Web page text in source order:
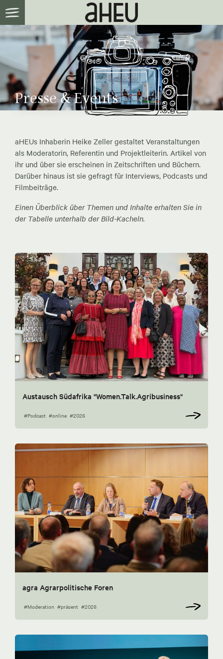
Presse & Events
aHEUs Inhaberin Heike Zeller gestaltet Veranstaltungen
als Moderatorin, Referentin und Projektleiterin. Artikel von
ihr und über sie erscheinen in Zeitschriften und Büchern.
Darüber hinaus ist sie gefragt für Interviews, Podcasts und
Filmbeiträge.
Einen Überblick über Themen und Inhalte erhalten Sie in
der Tabelle unterhalb der Bild-Kacheln.
Austausch Südafrika "Women.Talk.Agribusiness"
#Podcast #online #2026
agra Agrarpolitische Foren
#Moderation #präsent #2026